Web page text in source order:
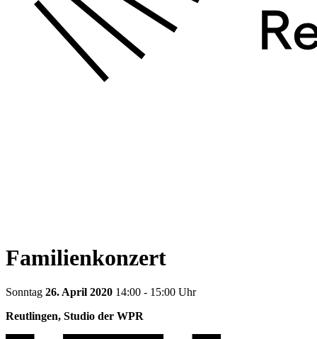
Familienkonzert
Sonntag 26. April 2020 14:00 - 15:00 Uhr
Reutlingen, Studio der WPR